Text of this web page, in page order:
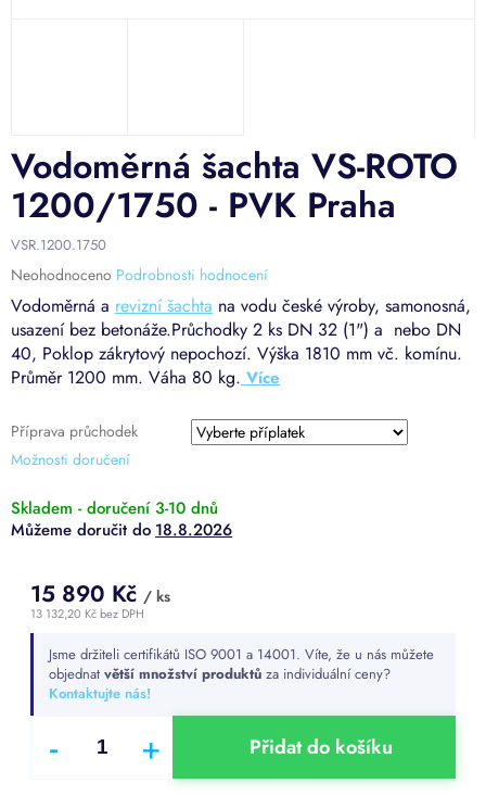
Příprava průchodek
Možnosti doručení
Vodoměrná a revizní šachta na vodu české výroby, samonosná,
usazení bez betonáže.Průchodky 2 ks DN 32 (1") a nebo DN
40, Poklop zákrytový nepochozí. Výška 1810 mm vč. komínu.
Průměr 1200 mm. Váha 80 kg.
Vodoměrná šachta VS-ROTO
1200/1750 - PVK Praha
VSR.1200.1750
Průměrné
hodnocení
produktu
je
0,0
z
Neohodnoceno Podrobnosti hodnocení
Skladem - doručení 3-10 dnů
18.8.2026
15 890 Kč / ks
13 132,20 Kčbez DPH
cena:Jsme držiteli certifikátů ISO 9001 a 14001. Víte, že u nás můžete
objednat větší množství produktů za individuální ceny?
Kontaktujte nás!
Přidat do košíku